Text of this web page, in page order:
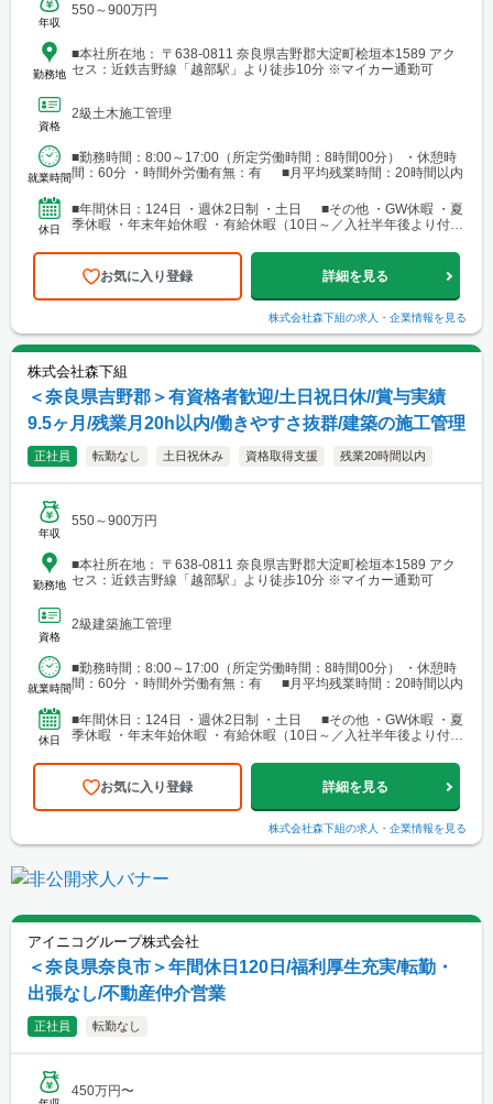
年収
550～900万円
勤務地
■本社所在地： 〒638-0811 奈良県吉野郡大淀町桧垣本1589 アク
セス：近鉄吉野線「越部駅」より徒歩10分 ※マイカー通勤可
資格
2級土木施工管理
就業時間
■勤務時間：8:00～17:00（所定労働時間：8時間00分） ・休憩時
間：60分 ・時間外労働有無：有 ■月平均残業時間：20時間以内
休日
■年間休日：124日 ・週休2日制 ・土日 ■その他 ・GW休暇 ・夏
季休暇 ・年末年始休暇 ・有給休暇（10日～／入社半年後より付
お気に入り登録 詳細を見る
株式会社森下組の求人・企業情報を見る
株式会社森下組
＜奈良県吉野郡＞有資格者歓迎/土日祝日休//賞与実績
9.5ヶ月/残業月20h以内/働きやすさ抜群/建築の施工管理
正社員 転勤なし 土日祝休み 資格取得支援 残業20時間以内
年収
550～900万円
勤務地
■本社所在地： 〒638-0811 奈良県吉野郡大淀町桧垣本1589 アク
セス：近鉄吉野線「越部駅」より徒歩10分 ※マイカー通勤可
資格
2級建築施工管理
就業時間
■勤務時間：8:00～17:00（所定労働時間：8時間00分） ・休憩時
間：60分 ・時間外労働有無：有 ■月平均残業時間：20時間以内
休日
■年間休日：124日 ・週休2日制 ・土日 ■その他 ・GW休暇 ・夏
季休暇 ・年末年始休暇 ・有給休暇（10日～／入社半年後より付
お気に入り登録 詳細を見る
株式会社森下組の求人・企業情報を見る
アイニコグループ株式会社
＜奈良県奈良市＞年間休日120日/福利厚生充実/転勤・
出張なし/不動産仲介営業
正社員 転勤なし
450万円〜